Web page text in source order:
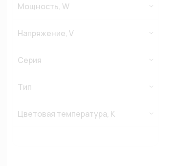
Мощность, W
Напряжение, V
Серия
Тип
Цветовая температура, К